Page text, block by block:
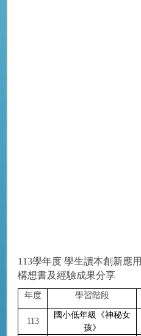
113學年度 學生讀本創新應用
構想書及經驗成果分享
年度 學習階段
113
國小低年級《神秘女
孩》